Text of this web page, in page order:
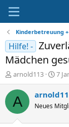
Kinderbetreuung
Hilfe! -
Mädchen
E
r
s
t
arnold113
E
r
s
e
7
A Neues